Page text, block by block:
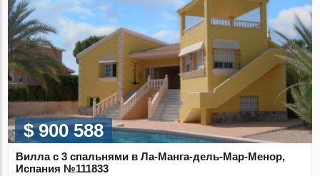
$ 900 588
Вилла с 3 спальнями в Ла-Манга-дель-Мар-Менор,
Испания №111833